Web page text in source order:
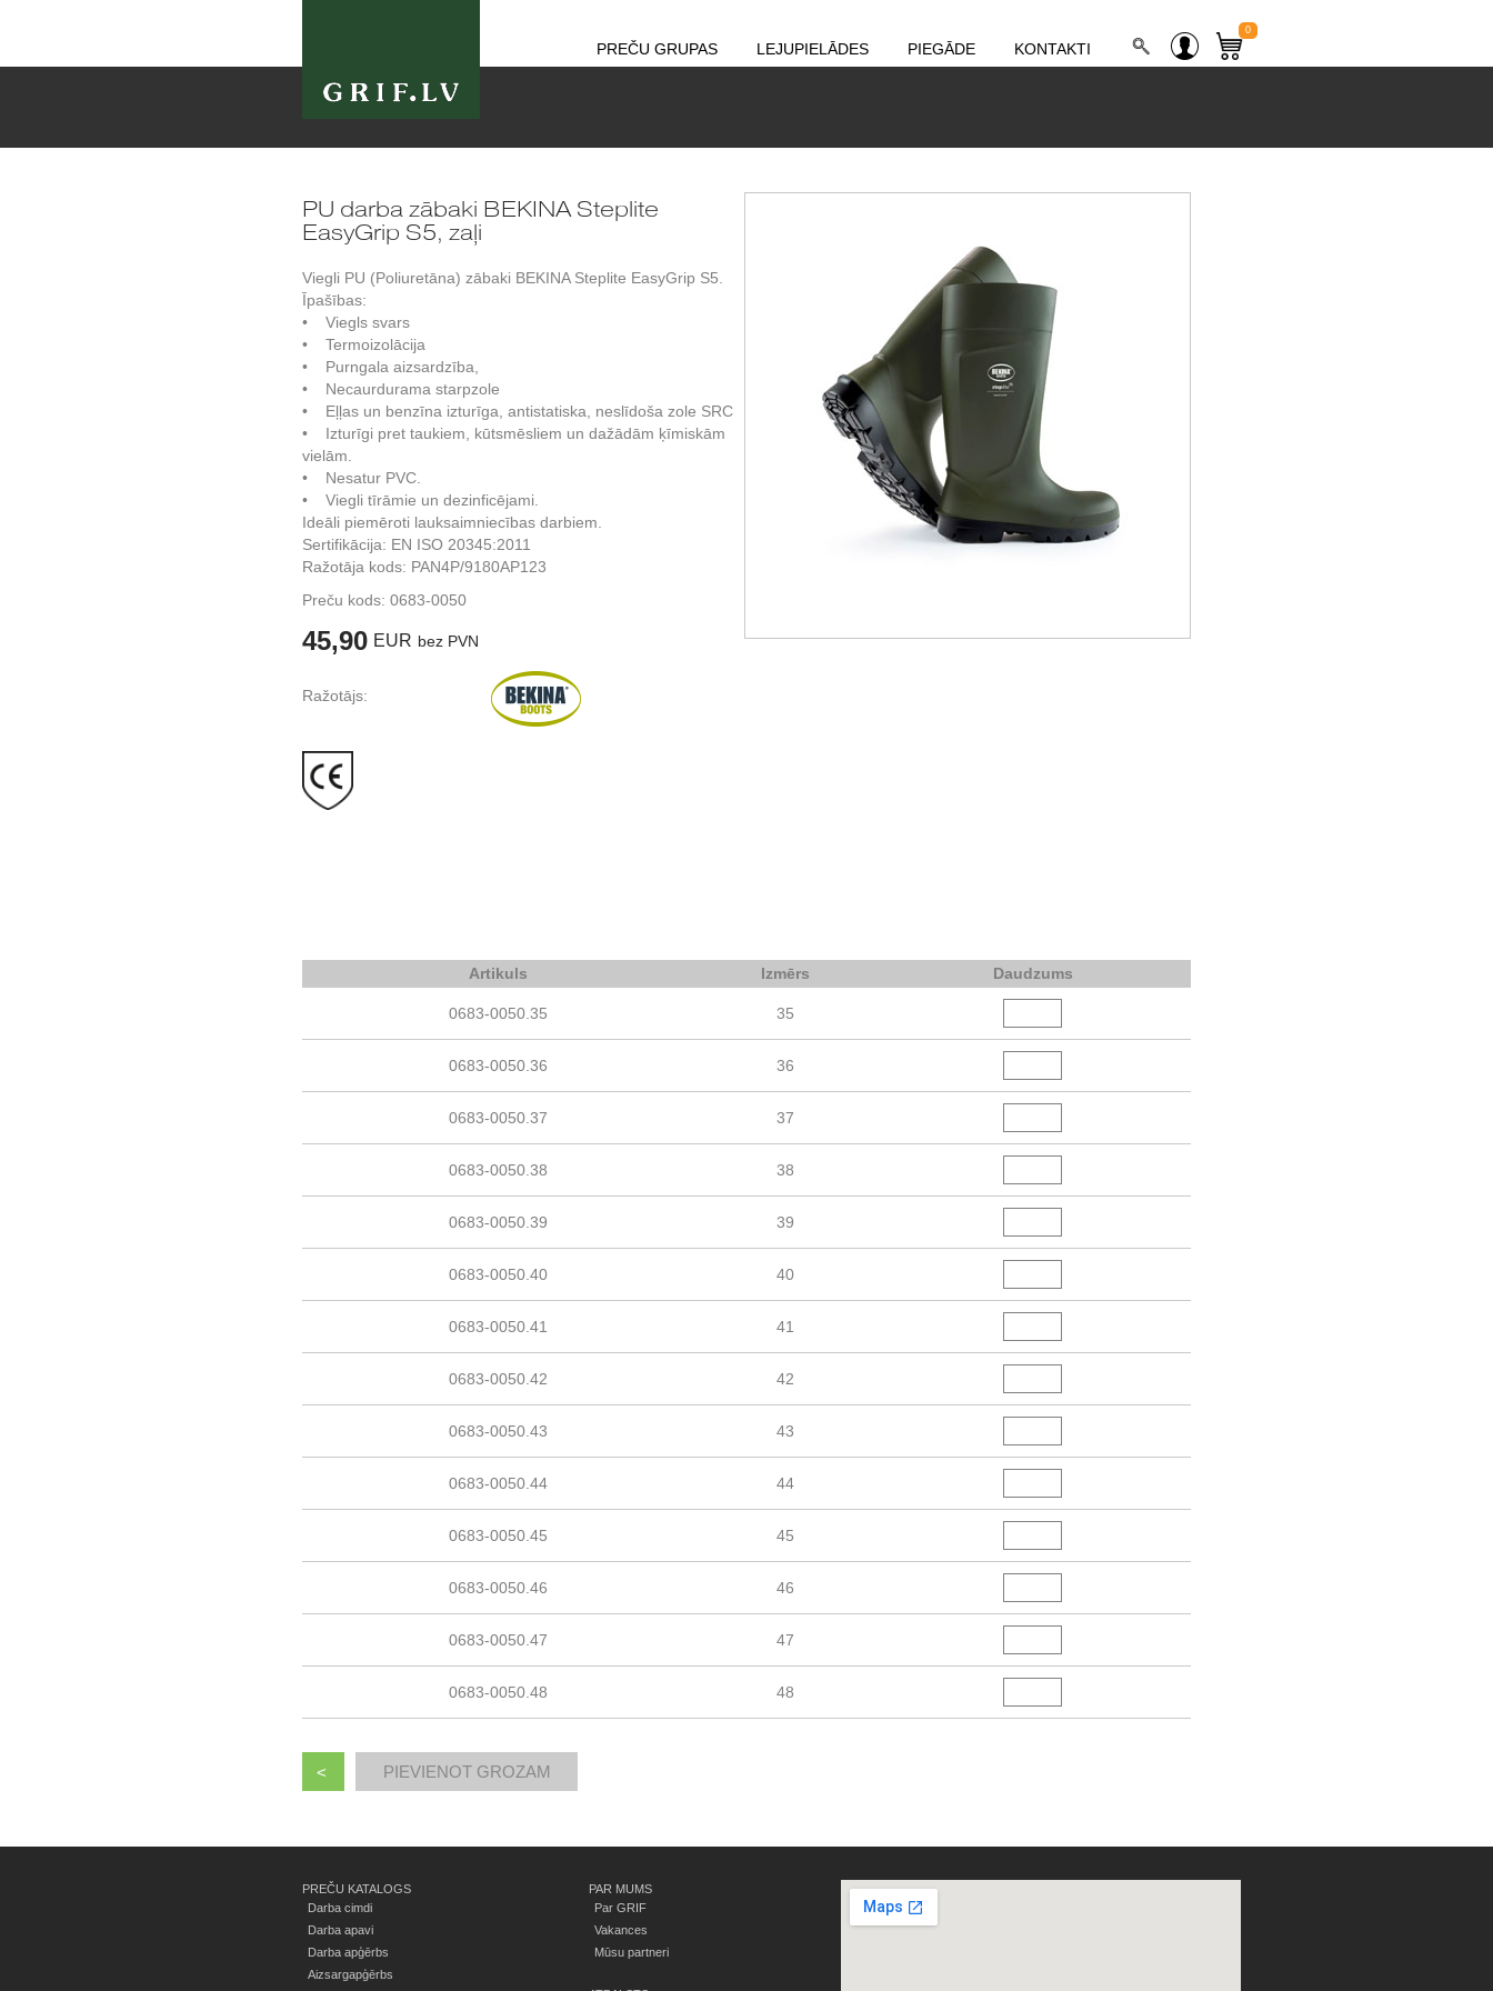
PREČU GRUPAS LEJUPIELĀDES PIEGĀDE KONTAKTI
0
PU darba zābaki BEKINA Steplite
EasyGrip S5, zaļi
Viegli PU (Poliuretāna) zābaki BEKINA Steplite EasyGrip S5.
Īpašības:
• Viegls svars
• Termoizolācija
• Purngala aizsardzība,
• Necaurdurama starpzole
• Eļļas un benzīna izturīga, antistatiska, neslīdoša zole SRC
• Izturīgi pret taukiem, kūtsmēsliem un dažādām ķīmiskām
vielām.
• Nesatur PVC.
• Viegli tīrāmie un dezinficējami.
Ideāli piemēroti lauksaimniecības darbiem.
Sertifikācija: EN ISO 20345:2011
Ražotāja kods: PAN4P/9180AP123
Preču kods: 0683-0050
45,90 EUR bez PVN
Ražotājs:
Artikuls Izmērs Daudzums
0683-0050.35 35
0683-0050.36 36
0683-0050.37 37
0683-0050.38 38
0683-0050.39 39
0683-0050.40 40
0683-0050.41 41
0683-0050.42 42
0683-0050.43 43
0683-0050.44 44
0683-0050.45 45
0683-0050.46 46
0683-0050.47 47
0683-0050.48 48
<
PREČU KATALOGS
Darba cimdi
Darba apavi
Darba apģērbs
Aizsargapģērbs
PAR MUMS
Par GRIF
Vakances
Mūsu partneri